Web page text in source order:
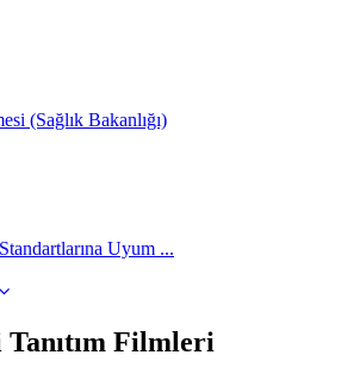
(Sağlık Bakanlığı)
Uyum ...
Filmleri